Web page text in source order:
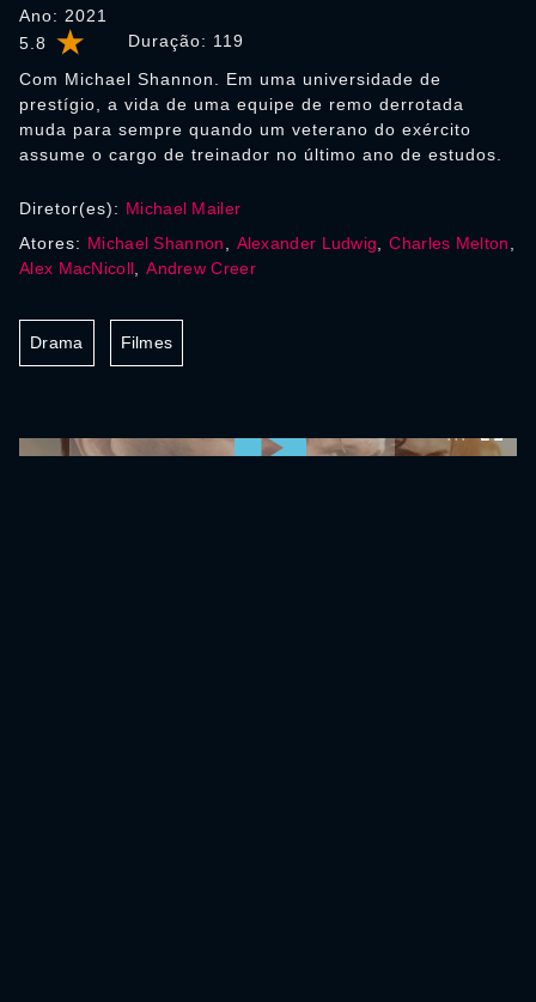
5.8 Duração: 119
Ano: 2021
Com Michael Shannon. Em uma universidade de
prestígio, a vida de uma equipe de remo derrotada
muda para sempre quando um veterano do exército
assume o cargo de treinador no último ano de estudos.
Diretor(es): Michael Mailer
Atores: Michael Shannon Alexander Ludwig ,Charles Melton
Alex MacNicoll ,Andrew Creer
Drama Filmes